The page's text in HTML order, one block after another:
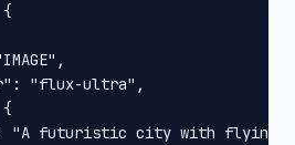
"flux-ultra",
"A futuristic city with flying